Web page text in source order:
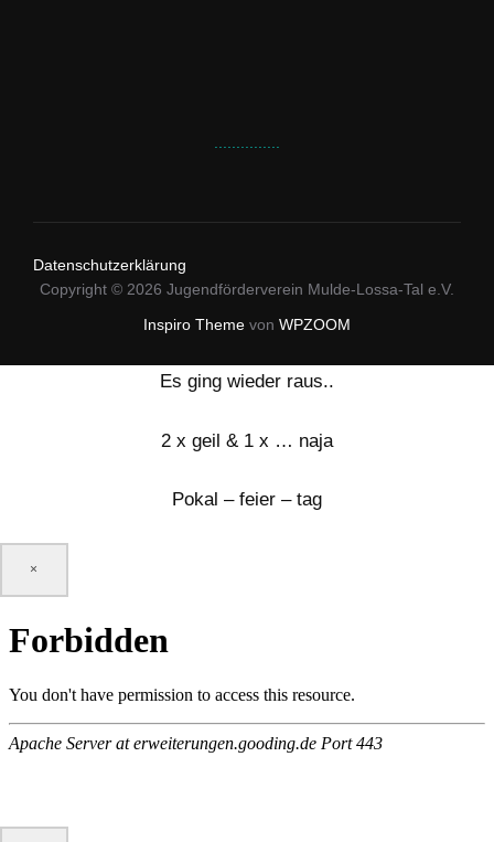
...............
Datenschutzerklärung
Copyright © 2026 Jugendförderverein Mulde-Lossa-Tal e.V.
Inspiro Theme von WPZOOM
Es ging wieder raus..
2 x geil & 1 x … naja
Pokal – feier – tag
×